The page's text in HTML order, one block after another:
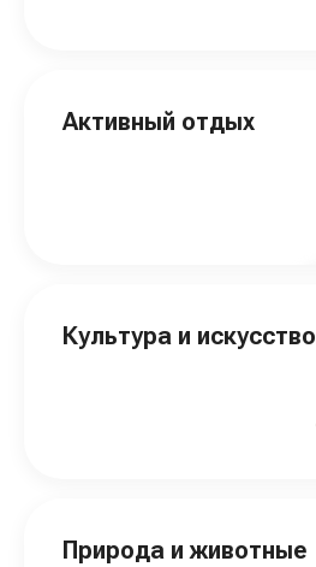
Активный отдых
Культура и искусство
Природа и животные